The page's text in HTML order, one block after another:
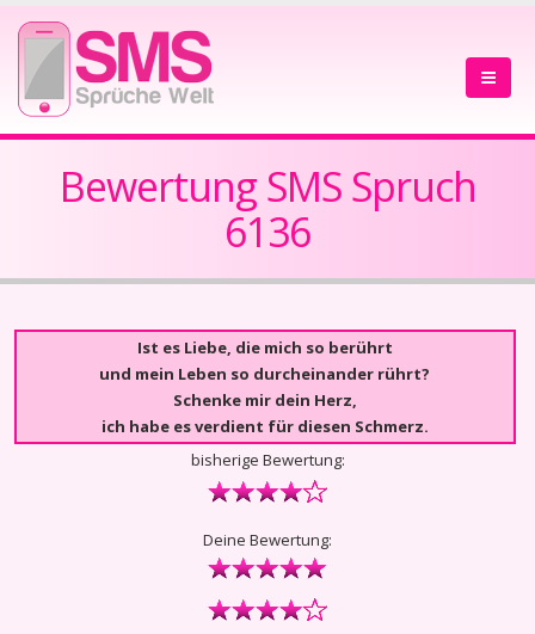
Bewertung SMS Spruch
6136
Ist es Liebe, die mich so berührt
und mein Leben so durcheinander rührt?
Schenke mir dein Herz,
ich habe es verdient für diesen Schmerz.
bisherige Bewertung:
Deine Bewertung: